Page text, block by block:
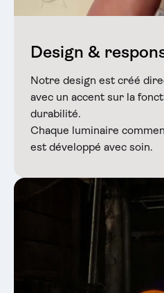
Design &
Notre design est créé
avec un accent sur la
durabilité.
Chaque luminaire
est développé avec soin.